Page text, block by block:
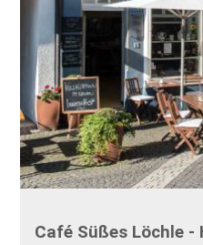
Café Süßes Löchle -